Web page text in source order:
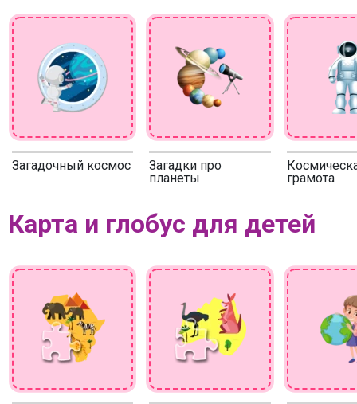
Загадочный космос
Загадки про
планеты
грамота
Карта и глобус для детей